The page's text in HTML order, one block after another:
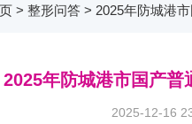
> 整形问答 > 2025年防城港
2025年防城港市国产普
2025-12-16